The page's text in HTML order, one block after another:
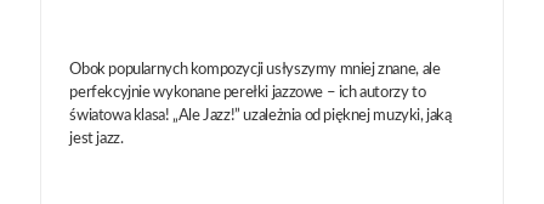
Obok popularnych kompozycji usłyszymy mniej znane, ale
perfekcyjnie wykonane perełki jazzowe – ich autorzy to
światowa klasa! „Ale Jazz!” uzależnia od pięknej muzyki, jaką
jest jazz.